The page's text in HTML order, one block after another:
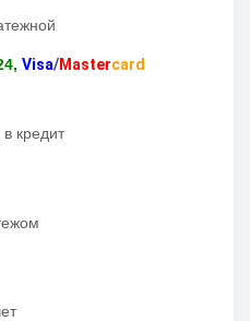
Visa/Mastercard
кредит